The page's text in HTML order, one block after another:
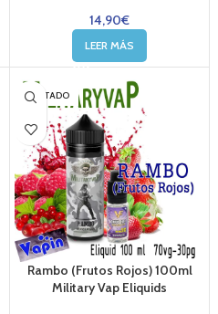
14,90€
LEER MÁS
AGOTADO
Rambo (Frutos Rojos) 100ml
Military Vap Eliquids